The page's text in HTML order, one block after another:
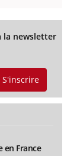
la newsletter
S'inscrire
en France